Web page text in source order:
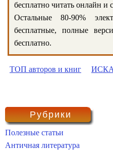
бесплатно читать онлайн и
Остальные 80-90%
бесплатные, полные
бесплатно.
ТОП авторов и книг
Рубрики
Полезные статьи
Античная литература